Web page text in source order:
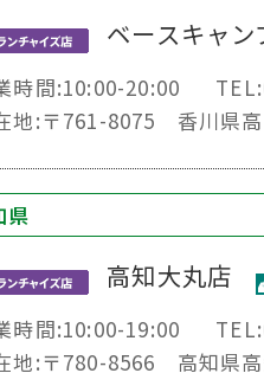
ベースキャン
時間:10:00-20:00
地:〒761-8075 香川県
県
高知大丸店
時間:10:00-19:00
地:〒780-8566 高知県